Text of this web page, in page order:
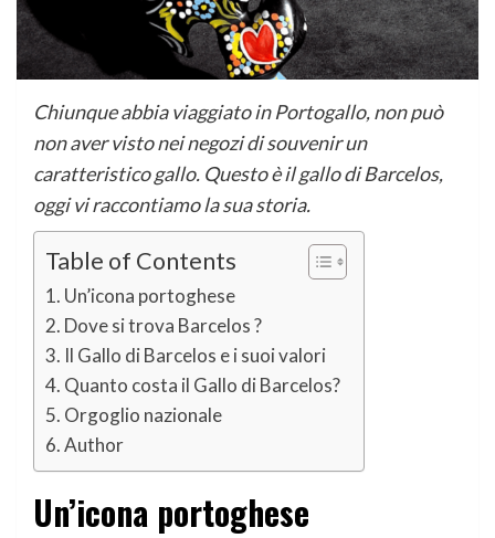
Chiunque abbia viaggiato in Portogallo, non può
non aver visto nei negozi di souvenir un
caratteristico gallo. Questo è il gallo di Barcelos,
oggi vi raccontiamo la sua storia.
Table of Contents
Un’icona portoghese
Dove si trova Barcelos ?
Il Gallo di Barcelos e i suoi valori
Quanto costa il Gallo di Barcelos?
Orgoglio nazionale
Author
Un’icona portoghese